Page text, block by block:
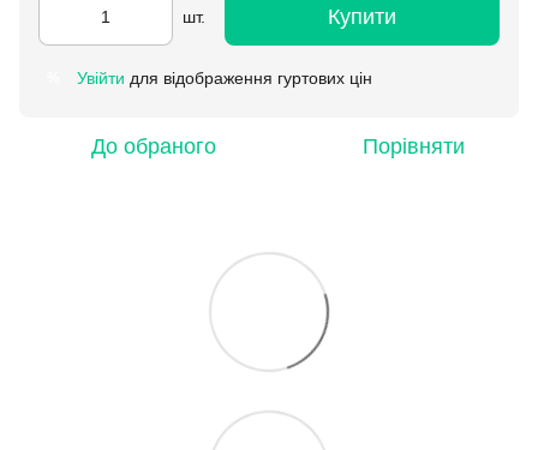
шт. Купити
Увійти для відображення гуртових цін
До обраного Порівняти